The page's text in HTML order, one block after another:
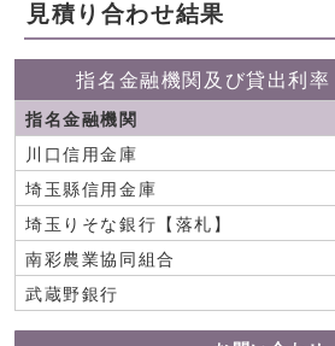
見積り合わせ結果
指名金融機関及び貸出利率
指名金融機関
川口信用金
埼玉縣信用金庫
埼玉りそな銀行【落札】
南彩農業協同組合
武蔵野銀行